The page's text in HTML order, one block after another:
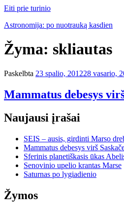
Eiti prie turinio
Astronomija: po nuotrauką kasdien
Žyma: skliautas
Paskelbta 23 spalio, 201228 vasario,
Mammatus debesys
Naujausi įrašai
SEIS – ausis, girdinti Marso
Mammatus debesys virš
Sferinis planetiškasis ūkas
Senovinio upelio krantas Marse
Saturnas po lygiadienio
Žymos